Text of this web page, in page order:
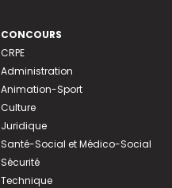
CONCOURS
CRPE
Administration
Animation-Sport
Culture
Juridique
Santé-Social et Médico-Social
Sécurité
Technique